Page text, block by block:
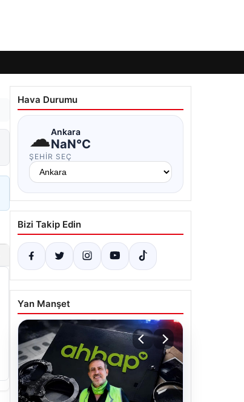
Hava Durumu
☁Ankara
NaN°C
ŞEHIR SEÇ
Bizi Takip Edin
Yan Manşet